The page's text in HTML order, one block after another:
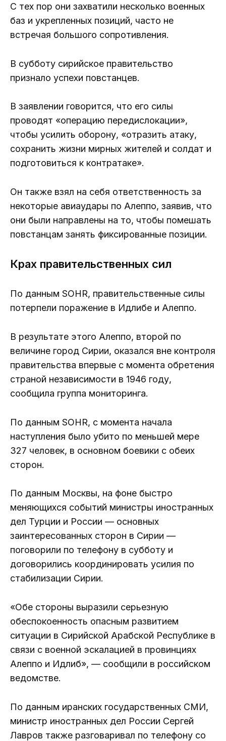
С тех пор они захватили несколько военных
баз и укрепленных позиций, часто не
встречая большого сопротивления.
В субботу сирийское правительство
признало успехи повстанцев.
В заявлении говорится, что его силы
проводят «операцию передислокации»,
чтобы усилить оборону, «отразить атаку,
сохранить жизни мирных жителей и солдат и
подготовиться к контратаке».
Он также взял на себя ответственность за
некоторые авиаудары по Алеппо, заявив, что
они были направлены на то, чтобы помешать
повстанцам занять фиксированные позиции.
Крах правительственных сил
По данным SOHR, правительственные силы
потерпели поражение в Идлибе и Алеппо.
В результате этого Алеппо, второй по
величине город Сирии, оказался вне контроля
правительства впервые с момента обретения
страной независимости в 1946 году,
сообщила группа мониторинга.
По данным SOHR, с момента начала
наступления было убито по меньшей мере
327 человек, в основном боевики с обеих
сторон.
По данным Москвы, на фоне быстро
меняющихся событий министры иностранных
дел Турции и России — основных
заинтересованных сторон в Сирии —
поговорили по телефону в субботу и
договорились координировать усилия по
стабилизации Сирии.
«Обе стороны выразили серьезную
обеспокоенность опасным развитием
ситуации в Сирийской Арабской Республике в
связи с военной эскалацией в провинциях
Алеппо и Идлиб», — сообщили в российском
ведомстве.
По данным иранских государственных СМИ,
министр иностранных дел России Сергей
Лавров также разговаривал по телефону со